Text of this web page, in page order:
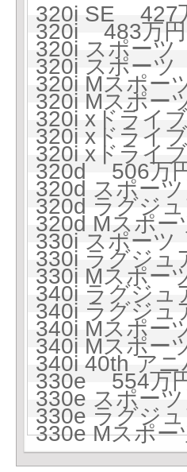
320i SE 427
320i 483万
320i スポー
320i スポー
320i Mスポ
320i Mスポ
320i xドライ
320i xドライ
320i xドライ
320d 506万
320d スポー
320d ラグジ
320d Mスポ
330i スポー
330i ラグジ
330i Mスポ
340i ラグジ
340i ラグジ
340i Mスポ
340i Mスポ
340i 40th ア
330e 554万
330e スポー
330e ラグジ
330e Mスポ